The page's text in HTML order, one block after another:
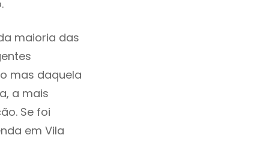
maioria das
mas daquela
a mais
Se foi
em Vila